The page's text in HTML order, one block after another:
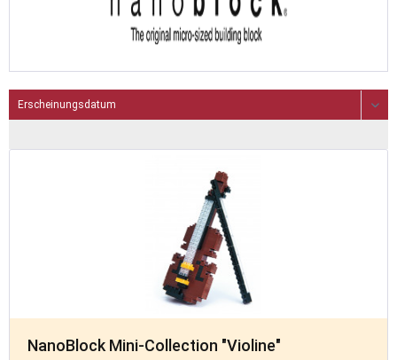
NanoBlock Mini-Collection "Violine"